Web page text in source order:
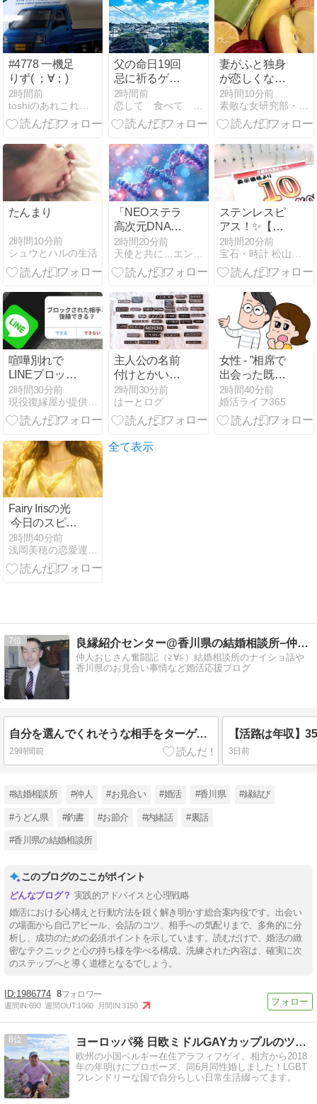
#4778 一機足
りず( ；∀；)
2時間前
toshiのあれこれ通信
父の命日19回
忌に祈るゲイ
の暮らし
2時間前
妻がふと独身
が恋しくなる
瞬間
2時間10分前
たんまり
2時間10分前
シュウとハルの生活
「NEOステラ
高次元DNAコ
ード全部入れ
ます」のご感
想
2時間20分前
ステンレスピ
アス！✨【京
都ジュエリー
ショップ】
2時間20分前
喧嘩別れで
LINEブロック
された復縁相
談｜見るべき
なのは最後の
く、それまで
の関係性です
2時間30分前
現役復縁屋が提供する読めば復縁できるブログ
主人公の名前
付けとかいう
ゲームで1番
悩む要素
2時間30分前
はーとログ
女性 - ”相席で
出会った既婚
者達①”
2時間40分前
婚活ライフ365
Fairy Irisの光
今日のスピリ
チュアルメッ
セージ
2時間40分前
全て表示
7 良縁紹介センター@香川県の結婚相談所−仲人ブログ
仲人おじさん奮闘記（≧∀≦）結婚相談所のナイショ話や
香川県のお見合い事情など婚活応援ブログ
自分を選んでくれそうな相手をターゲットにする戦略
29時間前
【活路は年収】
3日前
#結婚相談所 #仲人 #お見合い #婚活 #香川県 #縁結び
#うどん県 #釣書 #お節介 #内緒話 #裏話
#香川県の結婚相談所
このブログのここがポイント
実践的アドバイスと心理戦略
婚活における心構えと行動方法を鋭く解き明かす総合案内役です。出会い
の場面から自己アピール、会話のコツ、相手への気配りまで、多角的に分
析し、成功のための必須ポイントを示しています。読むだけで、婚活の緻
密なテクニックと心の持ち様を学べる構成。洗練された内容は、確実に次
のステップへと導く道標となるでしょう。
1986774 8
週間IN:690 週間OUT:1060 月間IN:3150
8 ヨーロッパ発 日欧ミドルGAYカップルのツレ連れ日記
欧州の小国ベルギー在住アラフィフゲイ。相方から2018
年の年明けにプロポーズ、同6月同性婚しました！LGBT
フレンドリーな国で自分らしい日常生活綴ってます。